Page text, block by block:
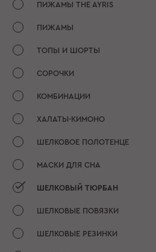
ПИЖАМЫ THE AYRIS
ПИЖАМЫ
ТОПЫ И ШОРТЫ
СОРОЧКИ
КОМБИНАЦИИ
ХАЛАТЫ-КИМОНО
ШЕЛКОВОЕ ПОЛОТЕНЦЕ
МАСКИ ДЛЯ СНА
ШЕЛКОВЫЙ ТЮРБАН
ШЕЛКОВЫЕ ПОВЯЗКИ
ШЕЛКОВЫЕ РЕЗИНКИ